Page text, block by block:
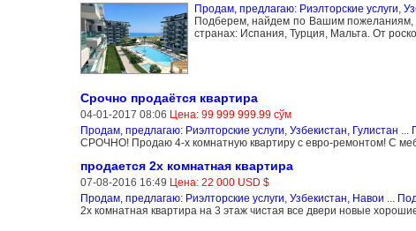
Продам, предлагаю: Риэлторские услуги,
Подберем, найдем по Вашим пожеланиям,
странах: Испания, Турция, Мальта. От
Срочно продаётся квартира
04-01-2017 08:06 Цена: 99 999 999.99 сўм
Продам, предлагаю: Риэлторские услуги, Узбекистан, Гулистан ...
СРОЧНО! Продаю 4-х комнатную квартиру с евро-ремонтом! С
продается 2х комнатная квартира
07-08-2016 16:49 Цена: 22 000 USD $
Продам, предлагаю: Риэлторские услуги, Узбекистан, Навои ...
2х комнатная квартира на 3 этаж чистая все двери новые